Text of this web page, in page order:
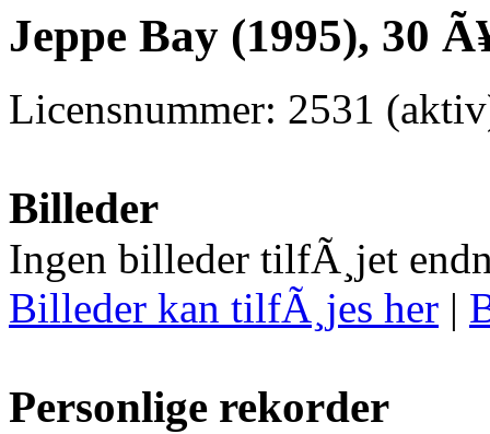
Jeppe Bay (1995), 30
Licensnummer: 2531
Billeder
Ingen billeder tilfÃ¸jet
Billeder kan tilfÃ¸jes her |
Personlige rekorder